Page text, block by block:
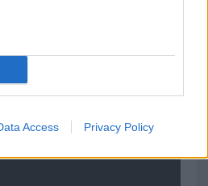
Access Privacy Policy